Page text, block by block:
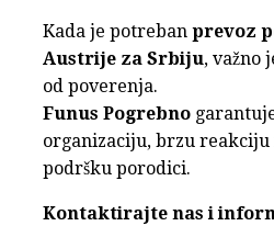
Kada je potreban prevoz
Austrije za Srbiju, važno
od poverenja.
Funus Pogrebno
organizaciju, brzu
podršku porodici.
Kontaktirajte nas i